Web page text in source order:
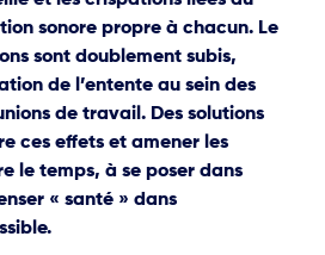
sonore propre à chacun. Le
sont doublement subis,
de l’entente au sein des
de travail. Des solutions
ces effets et amener les
le temps, à se poser dans
« santé » dans